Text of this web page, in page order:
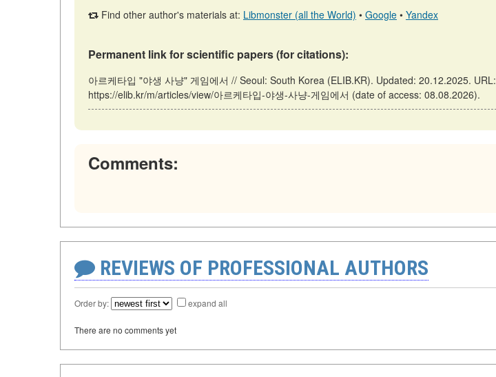
Find other author's materials at: Libmonster (all the World) • Google • Yandex
Permanent link for scientific papers (for citations):
아르케타입 "야생 사냥" 게임에서 // Seoul: South Korea (ELIB.KR). Updated: 20.12.2025. URL:
https://elib.kr/m/articles/view/아르케타입-야생-사냥-게임에서 (date of access: 08.08.2026).
Comments:
REVIEWS OF PROFESSIONAL AUTHORS
Order by: expand all
There are no comments yet